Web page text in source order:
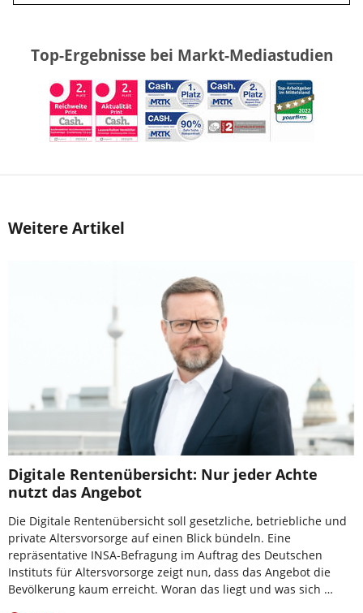
Top-Ergebnisse bei Markt-Mediastudien
Weitere Artikel
Digitale Rentenübersicht: Nur jeder Achte
nutzt das Angebot
Die Digitale Rentenübersicht soll gesetzliche, betriebliche und
private Altersvorsorge auf einen Blick bündeln. Eine
repräsentative INSA-Befragung im Auftrag des Deutschen
Instituts für Altersvorsorge zeigt nun, dass das Angebot die
Bevölkerung kaum erreicht. Woran das liegt und was sich …